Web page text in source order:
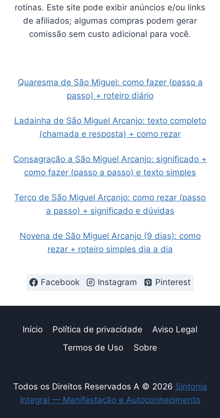
rotinas. Este site pode exibir anúncios e/ou links
de afiliados; algumas compras podem gerar
comissão sem custo adicional para você.
Quaresma de São Miguel: como fazer (passo a
passo) + roteiro diário
Ladainha de São Miguel Arcanjo: texto completo
(chamada e resposta) + como rezar
Consagração a São Miguel Arcanjo: significado +
como fazer (passo a passo) e texto simples
Terço de São Miguel Arcanjo: como rezar (passo
a passo) + significado e dúvidas
Novena de São Miguel Arcanjo (9 dias): como
rezar + roteiro simples dia a dia
Facebook Instagram Pinterest
Início Política de privacidade
Aviso Legal
Termos de Uso
Sobre
Todos os Direitos Reservados A © 2026 Sintonia
Integral — Manifestação e Autoconhecimento